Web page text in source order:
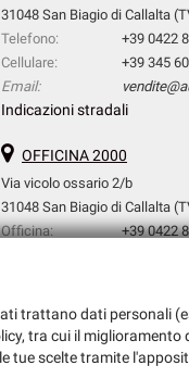
31048 San Biagio di Callalta
Telefono:
+39 0422
Cellulare:
+39 345
Email:
Indicazioni stradali
OFFICINA 2000
Via vicolo ossario 2/b
31048 San Biagio di Callalta
Officina:
+39 0422
Indicazioni stradali
trattano dati personali
tra cui il
tue scelte tramite